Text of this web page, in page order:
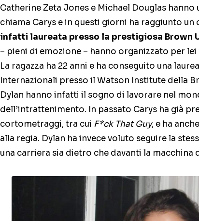
Catherine Zeta Jones e Michael Douglas hanno
chiama Carys e in questi giorni ha raggiunto
infatti laureata presso la prestigiosa Brown
– pieni di emozione – hanno organizzato per
La ragazza ha 22 anni e ha conseguito una
Internazionali presso il Watson Institute della
Dylan hanno infatti il sogno di lavorare nel
dell’intrattenimento. In passato Carys ha già
cortometraggi, tra cui F*ck That Guy, e ha
alla regia. Dylan ha invece voluto seguire la
una carriera sia dietro che davanti la macchina